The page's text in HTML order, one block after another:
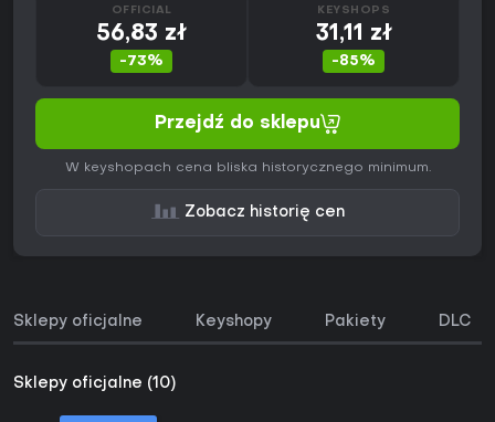
OFFICIAL
56,83 zł
-73%
KEYSHOPS
31,11 zł
-85%
Przejdź do sklepu
W keyshopach cena bliska historycznego minimum.
Zobacz historię cen
Sklepy oficjalne Keyshopy Pakiety DLC
Sklepy oficjalne (10)